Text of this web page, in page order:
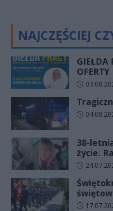
NAJCZĘŚCIEJ
GIEŁDA
OFERTY
Data
Data
38-
życie.
Data
Data